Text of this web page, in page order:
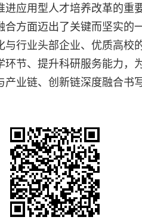
应用型人才培养改革的重
方面迈出了关键而坚实的
行业头部企业、优质高校
节、提升科研服务能力，
业链、创新链深度融合书